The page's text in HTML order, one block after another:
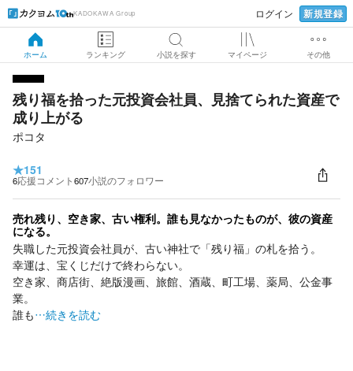
KADOKAWA Group ログイン 新規登録
ホーム ランキング 小説を探す マイページ その他
残り福を拾った元投資会社員、見捨てられた資産で
成り上がる
ポコタ
★151
6応援コメント607小説のフォロワー
売れ残り、空き家、古い権利。誰も見なかったものが、彼の資産
になる。
失職した元投資会社員が、古い神社で「残り福」の札を拾う。
幸運は、宝くじだけで終わらない。
空き家、商店街、絶版漫画、旅館、酒蔵、町工場、薬局、公金事
業。
誰も…続きを読む